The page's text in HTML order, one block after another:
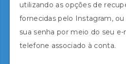
utilizando as opções de
fornecidas pelo Instagram,
sua senha por meio do seu
telefone associado à conta.